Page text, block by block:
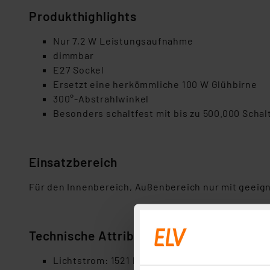
Produkthighlights
Nur7,2 W Leistungsaufnahme
dimmbar
E27 Sockel
Ersetzt eine herkömmliche 100 W Glühbirne
300°-Abstrahlwinkel
Besonders schaltfest mit bis zu 500.000
Einsatzbereich
Für den Innenbereich, Außenbereich nur mit
Technische Attribute
Lichtstrom: 1521 lm